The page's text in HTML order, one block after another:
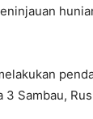
Sambau,